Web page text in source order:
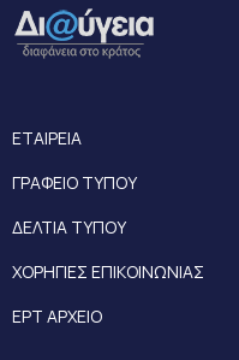
ΕΤΑΙΡΕΙΑ
ΓΡΑΦΕΙΟ ΤΥΠΟΥ
ΔΕΛΤΙΑ ΤΥΠΟΥ
ΧΟΡΗΓΙΕΣ ΕΠΙΚΟΙΝΩΝΙΑΣ
ΕΡΤ ΑΡΧΕΙΟ